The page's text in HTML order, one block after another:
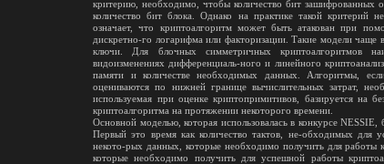
критерию, необходимо, чтобы количество бит зашифрованных
количество бит блока. Однако на практике такой критерий
означает, что криптоалгоритм может быть атакован при
дискретно-го логарифма или факторизации. Такие модели
ключи. Для блочных симметричных криптоалгоритмов
видоизменениях дифференциаль-ного и линейного
памяти и количестве необходимых данных. Алгоритмы,
оцениваются по нижней границе вычислительных затрат,
используемая при оценке криптопримитивов, базируется на
криптоалгоритма на протяжении некоторого времени.
Основной моделью, которая использовалась в конкурсе
Первый это время как количество тактов, не-обходимых для
некото-рых данных, которые необходимо получить для работы
которые необходимо получить для успешной работы